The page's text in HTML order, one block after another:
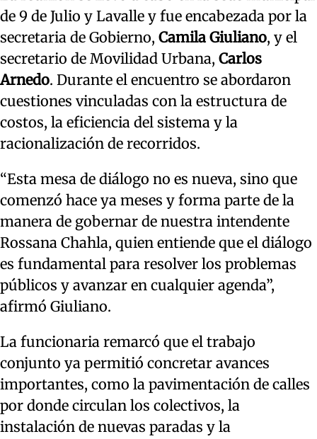
de 9 de Julio y Lavalle y fue encabezada por la
secretaria de Gobierno, Camila Giuliano, y el
secretario de Movilidad Urbana, Carlos
Arnedo. Durante el encuentro se abordaron
cuestiones vinculadas con la estructura de
costos, la eficiencia del sistema y la
racionalización de recorridos.
“Esta mesa de diálogo no es nueva, sino que
comenzó hace ya meses y forma parte de la
manera de gobernar de nuestra intendente
Rossana Chahla, quien entiende que el diálogo
es fundamental para resolver los problemas
públicos y avanzar en cualquier agenda”,
afirmó Giuliano.
La funcionaria remarcó que el trabajo
conjunto ya permitió concretar avances
importantes, como la pavimentación de calles
por donde circulan los colectivos, la
instalación de nuevas paradas y la